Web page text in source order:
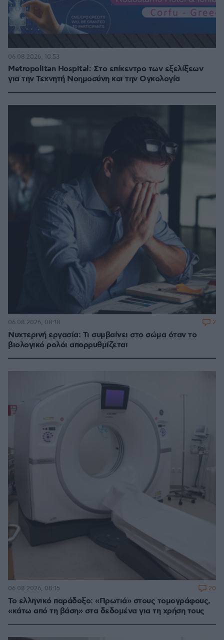
Metropolitan Hospital: Στο επίκεντρο των εξελίξεων
για την Τεχνητή Νοημοσύνη και την Ογκολογία
06.08.2026, 10:53
Νυχτερινή εργασία: Τι συμβαίνει στο σώμα όταν το
βιολογικό ρολόι απορρυθμίζεται
06.08.2026, 08:18 2
Το ελληνικό παράδοξο: «Πρωτιά» στους τομογράφους,
«κάτω από τη βάση» στα δεδομένα για τη χρήση τους
06.08.2026, 08:15 20